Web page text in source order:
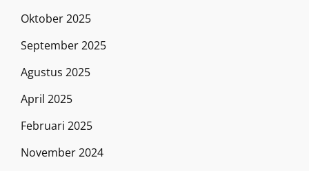
Oktober 2025
September 2025
Agustus 2025
April 2025
Februari 2025
November 2024